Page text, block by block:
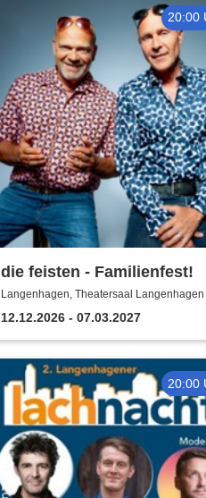
20:00
die feisten - Familienfest!
Langenhagen, Theatersaal Langenhagen
12.12.2026 - 07.03.2027
20:00